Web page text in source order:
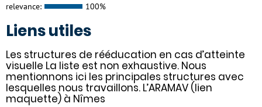
relevance: 100%
Liens utiles
Les structures de rééducation en cas d’atteinte
visuelle La liste est non exhaustive. Nous
mentionnons ici les principales structures avec
lesquelles nous travaillons. L’ARAMAV (lien
maquette) à Nîmes